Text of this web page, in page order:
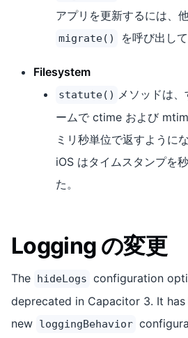
アプリを更新するには、
migrate() を呼び出し
Filesystem
statute()
メソッドは
ームで ctime および
ミリ秒単位で返すように
iOS はタイムスタンプを
た。
Logging の変更
The hideLogs configuration
deprecated in Capacitor 3. It
new loggingBehavior